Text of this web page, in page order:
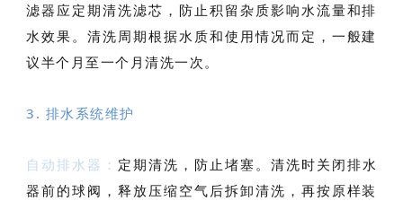
滤器应定期清洗滤芯，防止积留杂质影响水流量和排
水效果。清洗周期根据水质和使用情况而定，一般建
议半个月至一个月清洗一次。
3. 排水系统维护
自动排水器： 定期清洗，防止堵塞。清洗时关闭排水
器前的球阀，释放压缩空气后拆卸清洗，再按原样装